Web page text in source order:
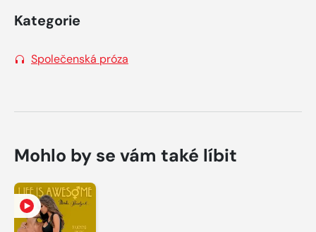
Kategorie
Společenská próza
Mohlo by se vám také líbit